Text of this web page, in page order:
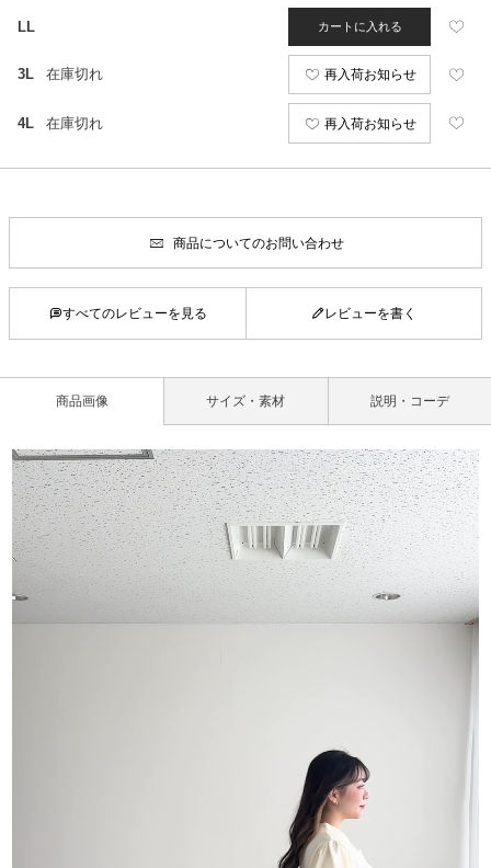
LL カートに入れる
3L 在庫切れ 再入荷お知らせ
4L 在庫切れ 再入荷お知らせ
商品についてのお問い合わせ
すべてのレビューを見る レビューを書く
商品画像 サイズ・素材 説明・コーデ